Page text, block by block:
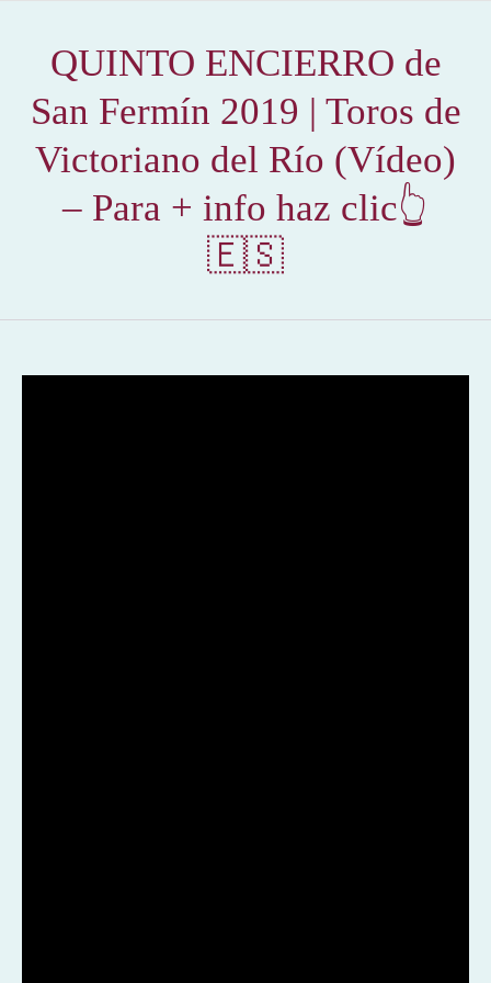
QUINTO ENCIERRO de
San Fermín 2019 | Toros de
Victoriano del Río (Vídeo)
– Para + info haz clic👆
🇪🇸